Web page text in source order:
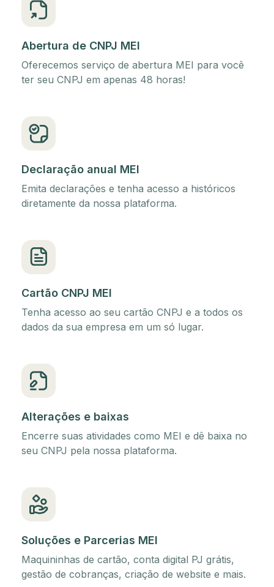
Abertura de CNPJ MEI
Oferecemos serviço de abertura MEI para você
ter seu CNPJ em apenas 48 horas!
Declaração anual MEI
Emita declarações e tenha acesso a históricos
diretamente da nossa plataforma.
Cartão CNPJ MEI
Tenha acesso ao seu cartão CNPJ e a todos os
dados da sua empresa em um só lugar.
Alterações e baixas
Encerre suas atividades como MEI e dê baixa no
seu CNPJ pela nossa plataforma.
Soluções e Parcerias MEI
Maquininhas de cartão, conta digital PJ grátis,
gestão de cobranças, criação de website e mais.